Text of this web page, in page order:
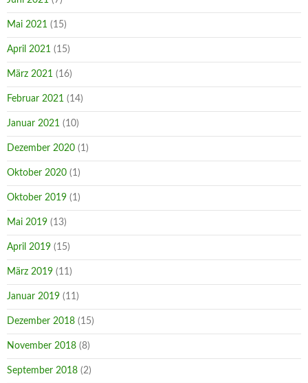
Mai 2021 (15)
April 2021 (15)
März 2021 (16)
Februar 2021 (14)
Januar 2021 (10)
Dezember 2020 (1)
Oktober 2020 (1)
Oktober 2019 (1)
Mai 2019 (13)
April 2019 (15)
März 2019 (11)
Januar 2019 (11)
Dezember 2018 (15)
November 2018 (8)
September 2018 (2)